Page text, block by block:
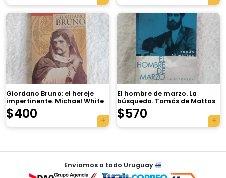
Giordano Bruno: el hereje
impertinente. Michael White
$400
El hombre de marzo. La
búsqueda. Tomás de Mattos
$570
NavegaciónEnviamos a todo Uruguay
×
Tu carrito está vacío.
Agregá un producto y aparecerá acá
automáticamente.